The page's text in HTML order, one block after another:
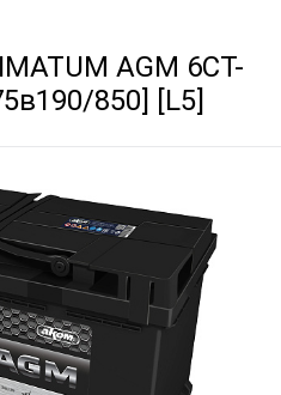
AGM 6СТ-
850] [L5]